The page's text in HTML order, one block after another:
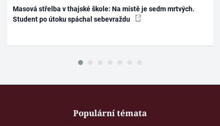
Masová střelba v thajské škole: Na místě je sedm mrtvých.
Student po útoku spáchal sebevraždu
Populární témata